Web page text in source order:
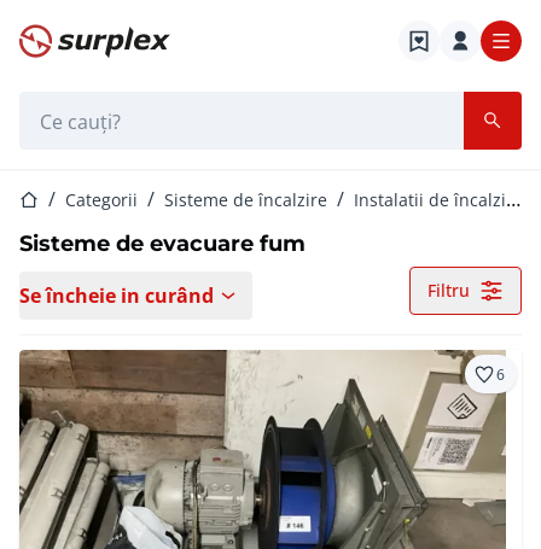
Pagina de start
Pagina de start
Categorii Sisteme de încalzire Instalatii de încalzire centrala
Sisteme de evacuare fum
Se încheie in curând Filtru
6